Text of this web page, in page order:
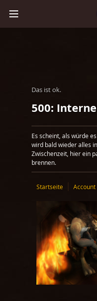
Das ist ok.
500:
Es scheint, als würde
wird bald wieder alles
Zwischenzeit, hier ein
brennen.
Startseite Account